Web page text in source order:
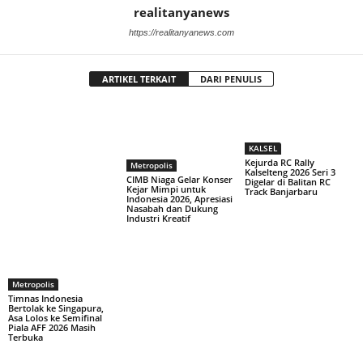
realitanyanews
https://realitanyanews.com
ARTIKEL TERKAIT DARI PENULIS
Metropolis
Timnas Indonesia
Bertolak ke Singapura,
Asa Lolos ke Semifinal
Piala AFF 2026 Masih
Terbuka
Metropolis
CIMB Niaga Gelar Konser
Kejar Mimpi untuk
Indonesia 2026, Apresiasi
Nasabah dan Dukung
Industri Kreatif
KALSEL
Kejurda RC Rally
Kalselteng 2026 Seri 3
Digelar di Balitan RC
Track Banjarbaru